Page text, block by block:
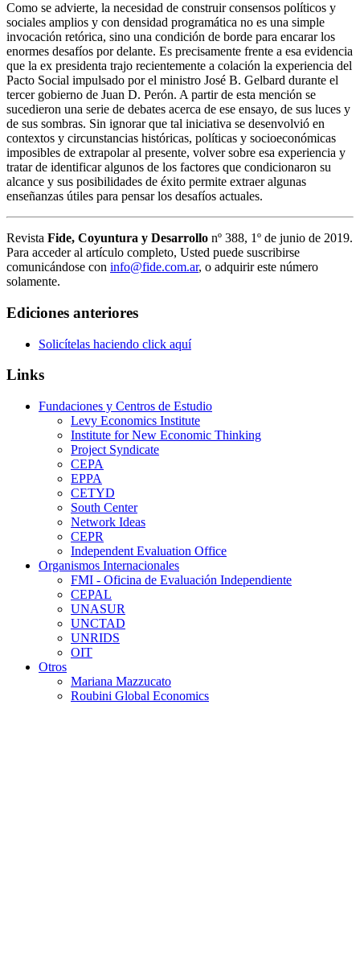
Como se advierte, la necesidad de construir consensos políticos y
sociales amplios y con densidad programática no es una simple
invocación retórica, sino una condición de borde para encarar los
enormes desafíos por delante. Es precisamente frente a esa evidencia
que la ex presidenta trajo recientemente a colación la experiencia del
Pacto Social impulsado por el ministro José B. Gelbard durante el
tercer gobierno de Juan D. Perón. A partir de esta mención se
sucedieron una serie de debates acerca de ese ensayo, de sus luces y
de sus sombras. Sin ignorar que tal iniciativa se desenvolvió en
contextos y circunstancias históricas, políticas y socioeconómicas
imposibles de extrapolar al presente, volver sobre esa experiencia y
tratar de identificar algunos de los factores que condicionaron su
alcance y sus posibilidades de éxito permite extraer algunas
enseñanzas útiles para pensar los desafíos actuales.
Revista Fide, Coyuntura y Desarrollo nº 388, 1º de junio de 2019.
Para acceder al artículo completo, Usted puede suscribirse
comunicándose con info@fide.com.ar, o adquirir este número
solamente.
Ediciones anteriores
Solicítelas haciendo click aquí
Links
Fundaciones y Centros de Estudio
Levy Economics Institute
Institute for New Economic Thinking
Project Syndicate
CEPA
EPPA
CETYD
South Center
Network Ideas
CEPR
Independent Evaluation Office
Organismos Internacionales
FMI - Oficina de Evaluación Independiente
CEPAL
UNASUR
UNCTAD
UNRIDS
OIT
Otros
Mariana Mazzucato
Roubini Global Economics